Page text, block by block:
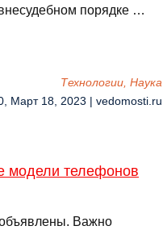
порядке …
Технологии, Наука
Март 18, 2023 | vedomosti.ru
модели телефонов
Важно